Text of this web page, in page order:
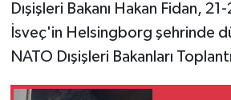
Dışişleri Bakanı Hakan Fidan,
İsveç'in Helsingborg şehrinde
NATO Dışişleri Bakanları